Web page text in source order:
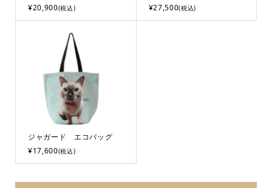
¥20,900(税込)
¥27,500(税込)
ジャガード エコバッグ
¥17,600(税込)